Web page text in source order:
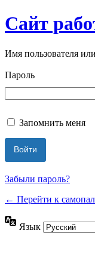
Сайт
Имя пользователя
Пароль
Запомнить меня
Забыли пароль?
← Перейти к
Язык